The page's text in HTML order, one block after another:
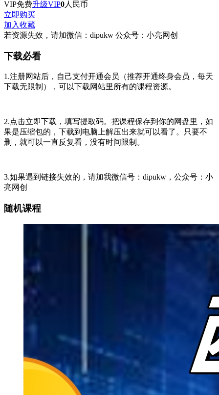
VIP免费升级VIP0人民币
立即购买
加入收藏
若资源失效，请加微信：dipukw 公众号：小亮网创
下载必看
1.注册网站后，自己支付开通会员（推荐开通终身会员，每天
下载无限制），可以下载网站里所有的课程资源。
2.点击立即下载，填写提取码。把课程保存到你的网盘里，如
果是压缩包的，下载到电脑上解压出来就可以看了。只要不
删，就可以一直反复看，没有时间限制。
3.如果遇到链接失效的，请加我微信号：dipukw，公众号：小
亮网创
随机课程